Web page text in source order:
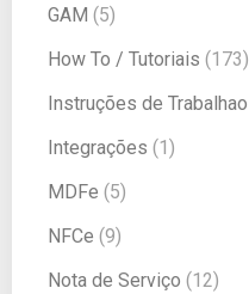
GAM (5)
How To / Tutoriais (173)
Instruções de Trabalhao
Integrações (1)
MDFe (5)
NFCe (9)
Nota de Serviço (12)